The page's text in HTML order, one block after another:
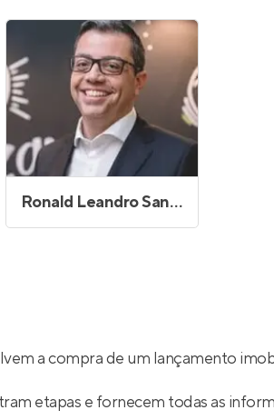
Ronald Leandro Santana
a compra de um lançamento
etapas e fornecem todas as